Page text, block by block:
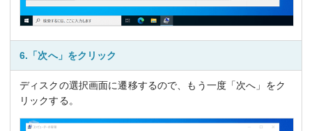
6.「次へ」をクリック
ディスクの選択画面に遷移するので、もう一度「次へ」をク
リックする。